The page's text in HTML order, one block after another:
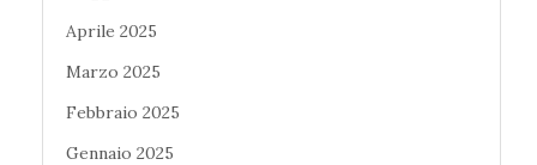
Aprile 2025
Marzo 2025
Febbraio 2025
Gennaio 2025